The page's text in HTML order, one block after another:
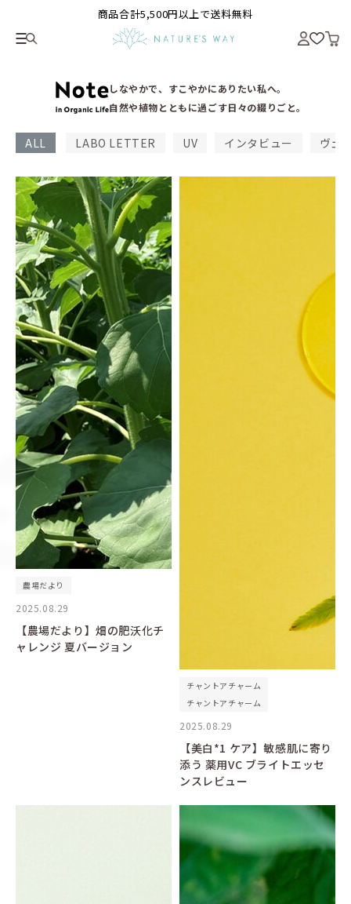
商品合計5,500円以上で送料無料
しなやかで、すこやかにありたい私へ。
自然や植物とともに過ごす日々の綴りごと。
ALL LABO LETTER UV インタビュー ヴェ
農場だより
2025.08.29
【農場だより】畑の肥沃化チ
ャレンジ 夏バージョン
チャントアチャーム
チャントアチャーム
2025.08.29
【美白*1 ケア】敏感肌に寄り
添う 薬用VC ブライトエッセ
ンスレビュー